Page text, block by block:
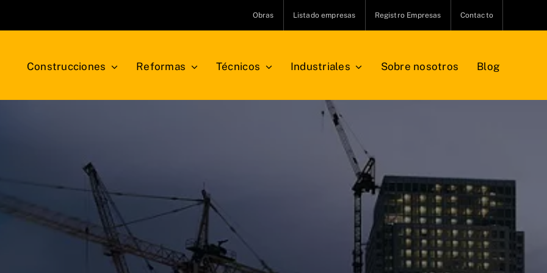
Obras Listado empresas Registro Empresas Contacto
Construcciones Reformas Técnicos Industriales Sobre nosotros Blog